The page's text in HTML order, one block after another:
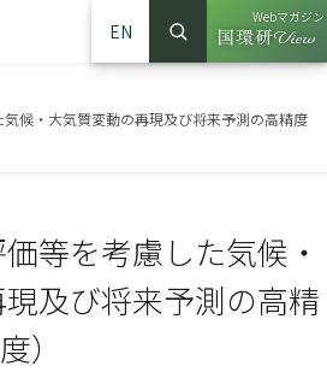
EN
サイト内検索
検索
Webマガジン
（別ウイ
候・大気質変動の再現及び将来予測の高精度
等を考慮した気候・
及び将来予測の高精
）